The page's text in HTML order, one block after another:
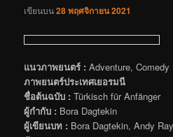
เขียนบน28 พฤศจิกายน 2021
แนวภาพยนตร์ : Adventure, Comedy
ภาพยนตร์ประเทศเยอรมนี
ชื่อต้นฉบับ : Türkisch für Anfänger
ผู้กำกับ : Bora Dagtekin
ผู้เขียนบท : Bora Dagtekin, Andy